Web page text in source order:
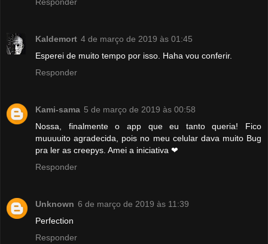
Kaldemort 4 de março de 2019 às 01:45
Esperei de muito tempo por isso. Haha vou conferir.
Responder
Kami-sama 5 de março de 2019 às 00:58
Nossa, finalmente o app que eu tanto queria! Fico
muuuuito agradecida, pois no meu celular dava muito Bug
pra ler as creepys. Amei a iniciativa ❤
Responder
Unknown 6 de março de 2019 às 11:39
Perfection
Responder